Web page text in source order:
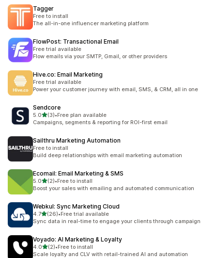
Tagger
Free to install
The all-in-one influencer marketing platform
FlowPost: Transactional Email
Free trial available
Flow emails via your SMTP, Gmail, or other providers
Hive.co: Email Marketing
Free trial available
Power your customer journey with email, SMS, & CRM, all in one
Sendcore
5.05つ星中
(3)
合計レビュー数：3件
•Free plan available
Campaigns, segments & reporting for ROI-first email
Sailthru Marketing Automation
Free to install
Build deep relationships with email marketing automation
Ecomail: Email Marketing & SMS
5.05つ星中
(2)
合計レビュー数：2件
•Free to install
Boost your sales with emailing and automated communication
Webkul: Sync Marketing Cloud
4.75つ星中
(26)
合計レビュー数：26件
•Free trial available
Sync data in real-time to engage your clients through campaign
Voyado: AI Marketing & Loyalty
4.05つ星中
(2)
合計レビュー数：2件
•Free to install
Scale loyalty and CLV with retail-trained AI and automation